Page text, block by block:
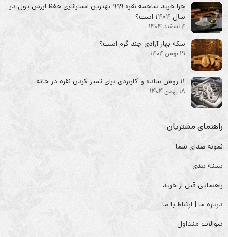
چرا خرید ساچمه نقره ۹۹۹ بهترین استراتژی حفظ ارزش پول در
سال ۱۴۰۴ است؟
4 اسفند 1404
سکه‌ بهار آزادی چند گرم است؟
19 بهمن 1404
۱۱ روش ساده و کاربردی برای تمیز کردن نقره در خانه
18 بهمن 1404
راهنمای مشتریان
نمونه صدای شما
بسته بندی
راهنمایی قبل از خرید
درباره ما | ارتباط با ما
سوالات متداول